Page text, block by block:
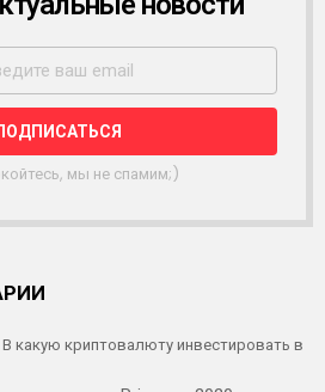
мы не спамим;)
какую криптовалюту инвестировать в